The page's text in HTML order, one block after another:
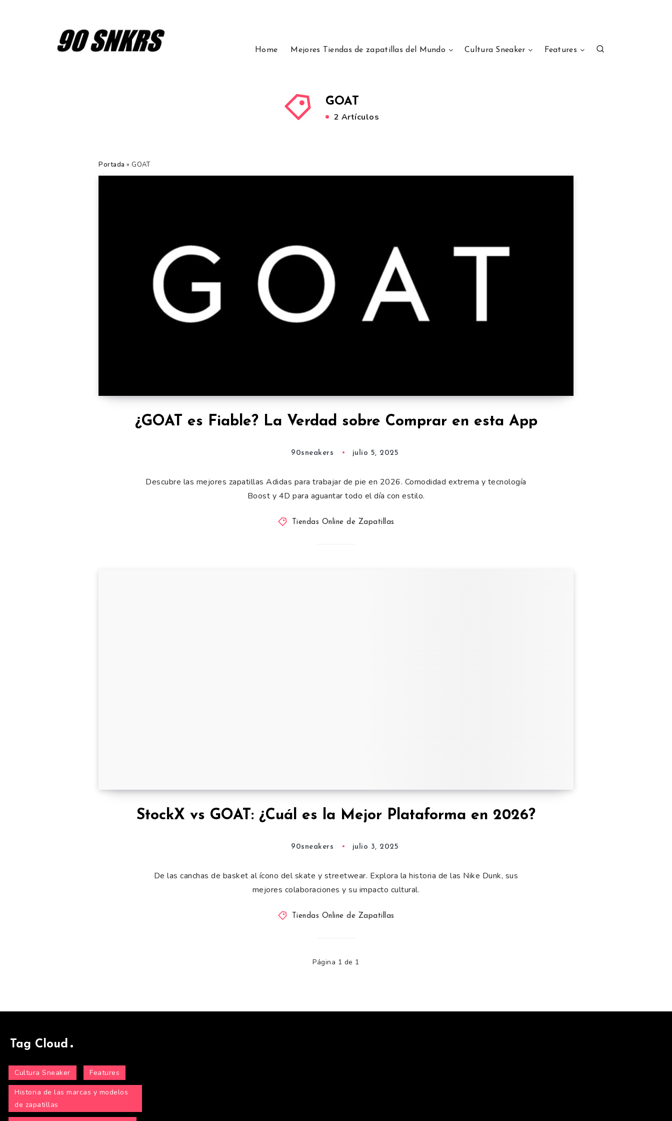
Home Mejores Tiendas de zapatillas del Mundo Cultura Sneaker Features
GOAT
2 Artículos
Portada » GOAT
¿GOAT es Fiable? La Verdad sobre Comprar en esta App
90sneakers julio 5, 2025
Descubre las mejores zapatillas Adidas para trabajar de pie en 2026. Comodidad extrema y tecnología
Boost y 4D para aguantar todo el día con estilo.
Tiendas Online de Zapatillas
StockX vs GOAT: ¿Cuál es la Mejor Plataforma en 2026?
90sneakers julio 3, 2025
De las canchas de basket al ícono del skate y streetwear. Explora la historia de las Nike Dunk, sus
mejores colaboraciones y su impacto cultural.
Tiendas Online de Zapatillas
Página 1 de 1
Tag Cloud
Cultura Sneaker Features
Historia de las marcas y modelos
de zapatillas